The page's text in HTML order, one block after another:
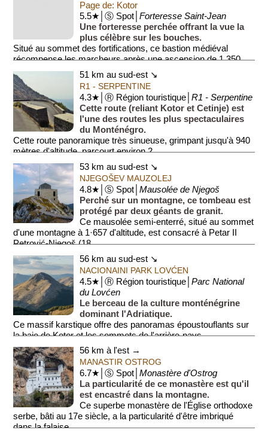
Page de: Kotor
5.5★│Ⓢ Spot│Forteresse Saint-Jean
Une forteresse perchée offrant la vue la
plus célèbre sur les bouches.
Situé au sommet des fortifications, ce bastion médiéval
récompense les marcheurs après une ascension de 1 350
marches. De là...51 km au sud-est ↘
R1 - SERPENTINE
4.3★│Ⓡ Région touristique│R1 - Serpentine
Cette route (reliant Kotor et Cetinje) est
l'une des routes les plus spectaculaires
du Monténégro.
Cette route panoramique très sinueuse, grimpant jusqu'à 940
mètres d'altitude, parcourt environ 2...
53 km au sud-est ↘
NJEGOŠEV MAUZOLEJ
4.8★│Ⓢ Spot│Mausolée de Njegoš
Perché sur un montagne, ce tombeau est
protégé par deux géants de granit.
Ce mausolée semi-enterré, situé au sommet
d'une montagne à 1·657 d'altitude, est consacré à Petar II
Petrović-Njegoš (18...
56 km au sud-est ↘
NACIONAINI PARK LOVĆEN
4.5★│Ⓡ Région touristique│Parc National
du Lovćen
Le berceau de la culture monténégrine
dominant l'Adriatique.
Ce massif karstique offre des panoramas époustouflants sur
la baie de Kotor et les sommets de l'arrière-pays.
Il abrite le mauso...
56 km à l'est →
MANASTIR OSTROG
6.7★│Ⓢ Spot│Monastère d'Ostrog
La particularité de ce monastère est qu'il
est encastré dans la montagne.
Ce superbe monastère de l'Église orthodoxe
serbe, bâti au 17e siècle, a la particularité d'être imbriqué
dans la falaise ...